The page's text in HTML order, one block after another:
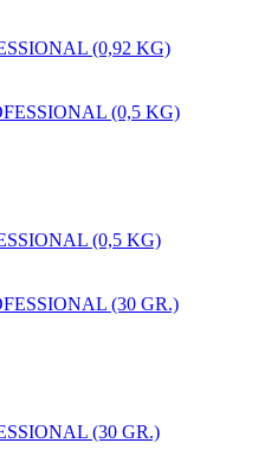
(0,92 KG)
(0,5 KG)
(30 GR.)